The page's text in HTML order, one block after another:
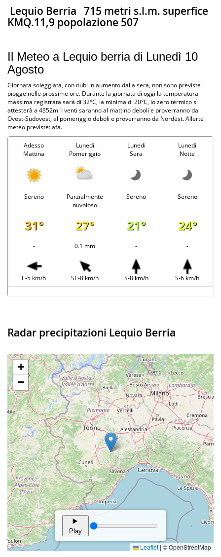
Lequio Berria 715 metri s.l.m. superfice
KMQ.11,9 popolazione 507
Il Meteo a Lequio berria di Lunedì 10
Agosto
Giornata soleggiata, con nubi in aumento dalla sera, non sono previste
piogge nelle prossime ore. Durante la giornata di oggi la temperatura
massima registrata sarà di 32°C, la minima di 20°C, lo zero termico si
attesterà a 4352m. I venti saranno al mattino deboli e proverranno da
Ovest-Sudovest, al pomeriggio deboli e proverranno da Nordest. Allerte
meteo previste: afa.
Adesso
Mattina
Lunedi
Pomeriggio
Lunedi
Sera
Lunedi
Notte
Sereno
Parzialmente
nuvoloso
Sereno Sereno
31° 27° 21° 24°
- 0.1 mm - -
E-5 km/h SE-8 km/h S-8 km/h S-6 km/h
Radar precipitazioni Lequio Berria